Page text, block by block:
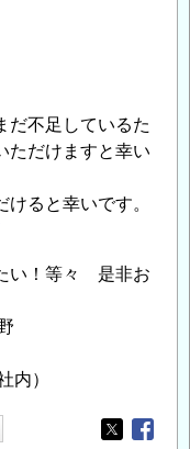
不足しているた
ただけますと幸い
ると幸いです。
い！等々 是非お
内）
Opens in